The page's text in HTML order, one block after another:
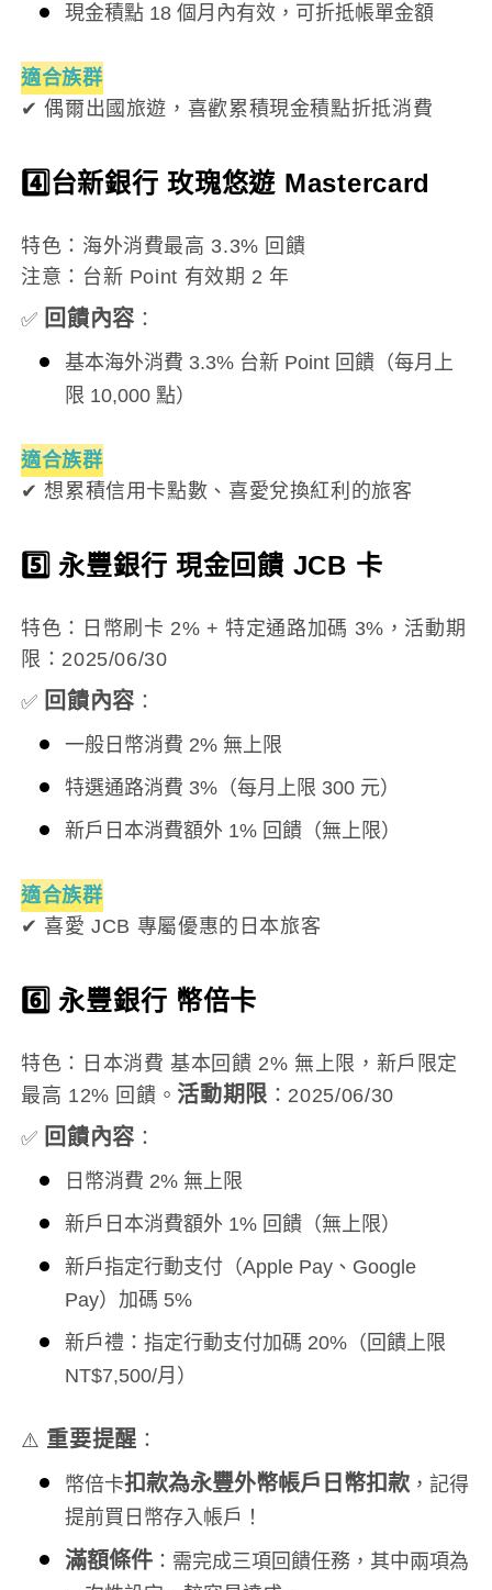
現金積點 18 個月內有效，可折抵帳單金額
適合族群
✔ 偶爾出國旅遊，喜歡累積現金積點折抵消費
4️⃣台新銀行 玫瑰悠遊 Mastercard
特色：海外消費最高 3.3% 回饋
注意：台新 Point 有效期 2 年
✅ 回饋內容 ：
基本海外消費 3.3% 台新 Point 回饋（每月上
限 10,000 點）
適合族群
✔ 想累積信用卡點數、喜愛兌換紅利的旅客
5️⃣ 永豐銀行 現金回饋 JCB 卡
特色：日幣刷卡 2% + 特定通路加碼 3%，活動期
限：2025/06/30
✅ 回饋內容 ：
一般日幣消費 2% 無上限
特選通路消費 3%（每月上限 300 元）
新戶日本消費額外 1% 回饋（無上限）
適合族群
✔ 喜愛 JCB 專屬優惠的日本旅客
6️⃣ 永豐銀行 幣倍卡
特色：日本消費 基本回饋 2% 無上限，新戶限定
最高 12% 回饋。 活動期限 ：2025/06/30
✅ 回饋內容 ：
日幣消費 2% 無上限
新戶日本消費額外 1% 回饋（無上限）
新戶指定行動支付（Apple Pay、Google
Pay）加碼 5%
新戶禮：指定行動支付加碼 20%（回饋上限
NT$7,500/月）
⚠️ 重要提醒 ：
幣倍卡扣款為永豐外幣帳戶日幣扣款 ，記得
提前買日幣存入帳戶！
滿額條件 ：需完成三項回饋任務，其中兩項為